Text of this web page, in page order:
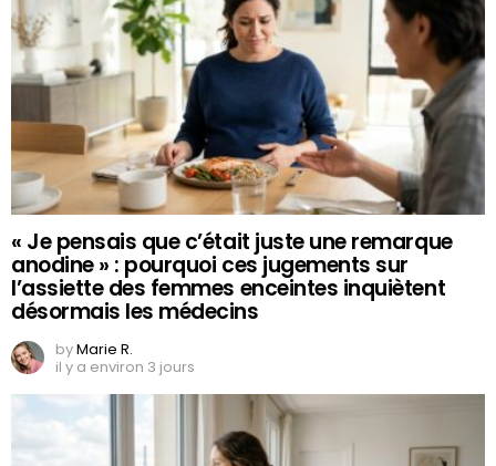
« Je pensais que c’était juste une remarque
anodine » : pourquoi ces jugements sur
l’assiette des femmes enceintes inquiètent
désormais les médecins
byMarie R.
il y a environ 3 jours